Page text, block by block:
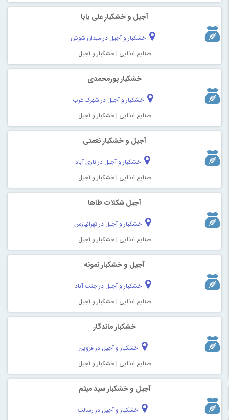
آجیل و خشکبار علی بابا
خشکبار و آجیل در میدان شوش
صنایع غذایی |خشکبار و آجیل
خشکبار پورمحمدی
خشکبار و آجیل در شهرک غرب
صنایع غذایی |خشکبار و آجیل
آجیل و خشکبار نعمتی
خشکبار و آجیل در نازی آباد
صنایع غذایی |خشکبار و آجیل
آجیل شکلات طاها
خشکبار و آجیل در تهرانپارس
صنایع غذایی |خشکبار و آجیل
آجیل و خشکبار نمونه
خشکبار و آجیل در جنت آباد
صنایع غذایی |خشکبار و آجیل
خشکبار ماندگار
خشکبار و آجیل در قزوین
صنایع غذایی |خشکبار و آجیل
آجیل و خشکبار سید میثم
خشکبار و آجیل در رسالت